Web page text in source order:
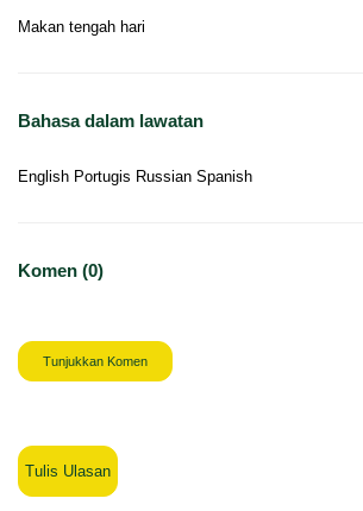
Makan tengah hari
Bahasa dalam lawatan
English Portugis Russian Spanish
Komen (0)
Tunjukkan Komen
Tulis Ulasan